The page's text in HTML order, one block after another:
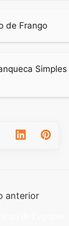
de Frango
Simples
anterior